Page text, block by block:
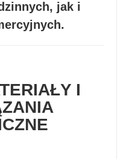
jak i
I